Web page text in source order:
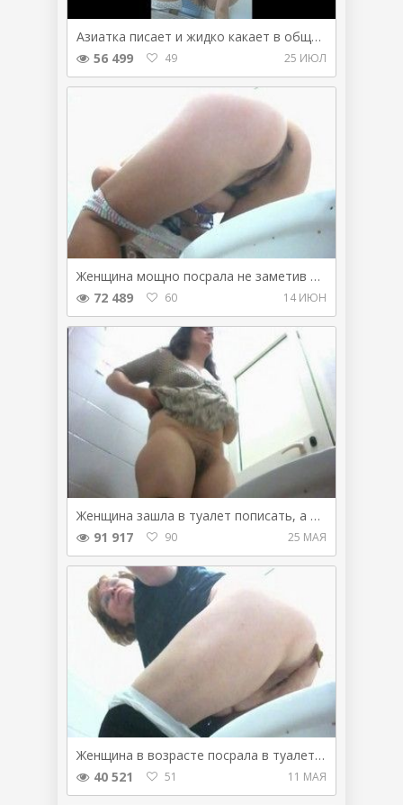
Азиатка писает и жидко какает в общественном сортире
56 499
49 25 ИЮЛ
Женщина мощно посрала не заметив в туалете камеру
72 489
60 14 ИЮН
Женщина зашла в туалет пописать, а потом и покакала
91 917
90 25 МАЯ
Женщина в возрасте посрала в туалете не заметив камеру
40 521
51 11 МАЯ